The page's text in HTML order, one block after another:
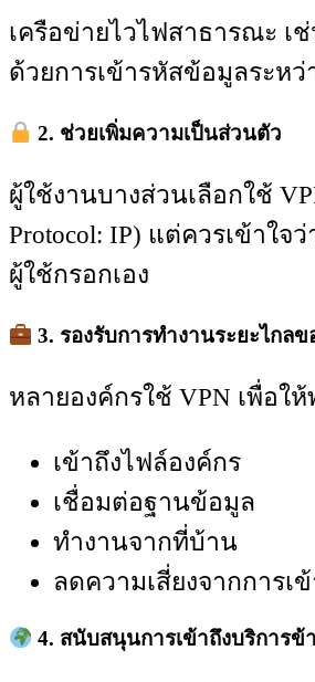
เครือข่ายไวไฟสาธารณะ เ
ด้วยการเข้ารหัสข้อมูลระหว่
2. ช่วยเพิ่มความเป็นส่วนตัว
ผู้ใช้งานบางส่วนเลือกใช้
Protocol: IP) แต่ควรเข้าใ
ผู้ใช้กรอกเอง
3. รองรับการทำงานระยะไกลข
หลายองค์กรใช้ VPN เพื่อใ
เข้าถึงไฟล์องค์กร
เชื่อมต่อฐานข้อมูล
ทำงานจากที่บ้าน
ลดความเสี่ยงจากการ
4. สนับสนุนการเข้าถึงบริการข้